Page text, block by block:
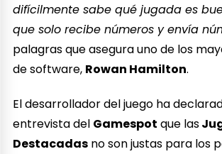
difícilmente sabe qué jugada es
que solo recibe números y envía
palagras que asegura uno de los
de software, Rowan Hamilton.
El desarrollador del juego ha
entrevista del Gamespot que las
Destacadas no son justas para los